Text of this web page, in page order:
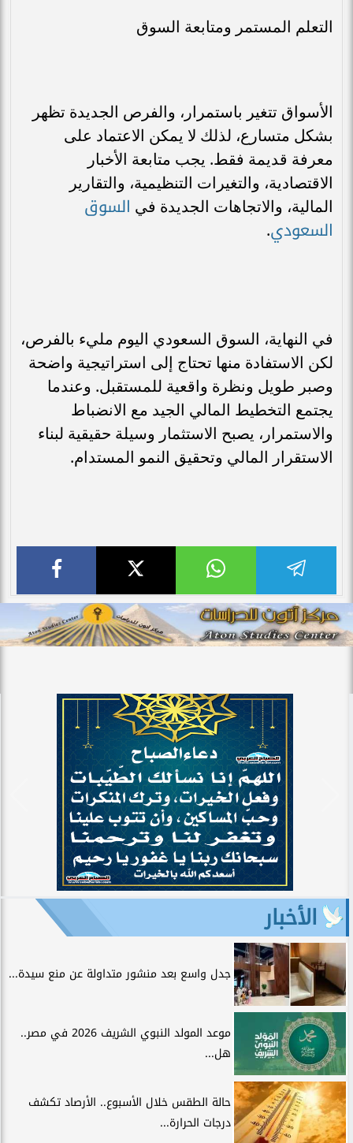
التعلم المستمر ومتابعة السوق
الأسواق تتغير باستمرار، والفرص الجديدة تظهر
بشكل متسارع، لذلك لا يمكن الاعتماد على
معرفة قديمة فقط. يجب متابعة الأخبار
الاقتصادية، والتغيرات التنظيمية، والتقارير
المالية، والاتجاهات الجديدة في السوق
السعودي.
في النهاية، السوق السعودي اليوم مليء بالفرص،
لكن الاستفادة منها تحتاج إلى استراتيجية واضحة
وصبر طويل ونظرة واقعية للمستقبل. وعندما
يجتمع التخطيط المالي الجيد مع الانضباط
والاستمرار، يصبح الاستثمار وسيلة حقيقية لبناء
الاستقرار المالي وتحقيق النمو المستدام.
الأخبار
جدل واسع بعد منشور متداولة عن منع سيدة...
موعد المولد النبوي الشريف 2026 في مصر..
هل...
حالة الطقس خلال الأسبوع.. الأرصاد تكشف
درجات الحرارة...